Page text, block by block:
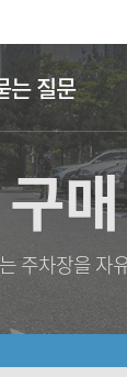
는 질문
매
주차장을 자